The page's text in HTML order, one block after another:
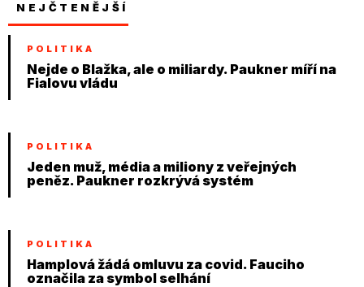
NEJČTENĚJŠÍ
POLITIKA
Nejde o Blažka, ale o miliardy. Paukner míří na
Fialovu vládu
POLITIKA
Jeden muž, média a miliony z veřejných
peněz. Paukner rozkrývá systém
POLITIKA
Hamplová žádá omluvu za covid. Fauciho
označila za symbol selhání